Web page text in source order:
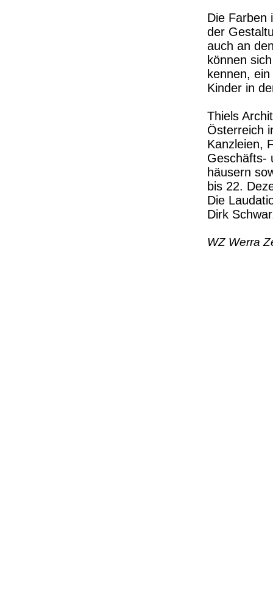
Die Farben
der
auch an
können
kennen,
Kinder in
Thiels
Österreich
Kanzleien,
Geschäfts-
häusern
bis 22.
Die
Dirk
WZ Werra